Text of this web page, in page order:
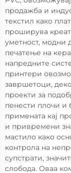
продажба и
текстил како
проширува
уметност, модни
печатење на
напредните
принтери
завршетоци,
проекти за
пенести плочи и
примената кај
и привремени
мастило како
контрола на
супстрати,
слобода. Оваа